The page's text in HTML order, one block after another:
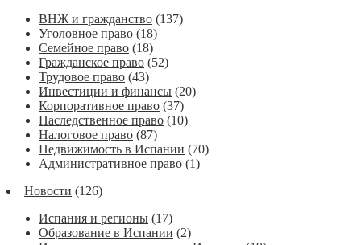
ВНЖ и гражданство (137)
Уголовное право (18)
Семейное право (18)
Гражданское право (52)
Трудовое право (43)
Инвестиции и финансы (20)
Корпоративное право (37)
Наследственное право (10)
Налоговое право (87)
Недвижимость в Испании (70)
Административное право (1)
Новости (126)
Испания и регионы (17)
Образование в Испании (2)